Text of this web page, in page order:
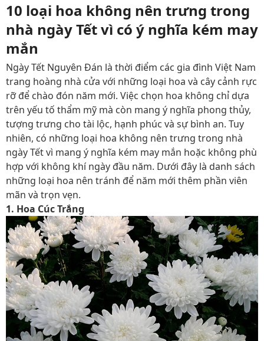
10 loại hoa không nên trưng trong
nhà ngày Tết vì có ý nghĩa kém may
mắn
Ngày Tết Nguyên Đán là thời điểm các gia đình Việt Nam
trang hoàng nhà cửa với những loại hoa và cây cảnh rực
rỡ để chào đón năm mới. Việc chọn hoa không chỉ dựa
trên yếu tố thẩm mỹ mà còn mang ý nghĩa phong thủy,
tượng trưng cho tài lộc, hạnh phúc và sự bình an. Tuy
nhiên, có những loại hoa không nên trưng trong nhà
ngày Tết vì mang ý nghĩa kém may mắn hoặc không phù
hợp với không khí ngày đầu năm. Dưới đây là danh sách
những loại hoa nên tránh để năm mới thêm phần viên
mãn và trọn vẹn.
1. Hoa Cúc Trắng